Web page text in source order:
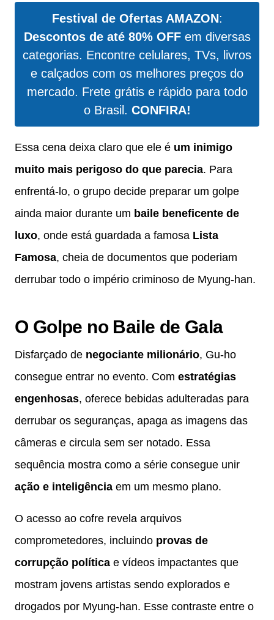
Festival de Ofertas AMAZON:
Descontos de até 80% OFFem diversas
categorias. Encontre celulares, TVs, livros
e calçados com os melhores preços do
mercado. Frete grátis e rápido para todo
o Brasil. CONFIRA!
Essa cena deixa claro que ele é um inimigo
muito mais perigoso do que parecia. Para
enfrentá-lo, o grupo decide preparar um golpe
ainda maior durante um baile beneficente de
luxo, onde está guardada a famosa Lista
Famosa, cheia de documentos que poderiam
derrubar todo o império criminoso de Myung-han.
O Golpe no Baile de Gala
Disfarçado de negociante milionário, Gu-ho
consegue entrar no evento. Com estratégias
engenhosas, oferece bebidas adulteradas para
derrubar os seguranças, apaga as imagens das
câmeras e circula sem ser notado. Essa
sequência mostra como a série consegue unir
ação e inteligência em um mesmo plano.
O acesso ao cofre revela arquivos
comprometedores, incluindo provas de
corrupção política e vídeos impactantes que
mostram jovens artistas sendo explorados e
drogados por Myung-han. Esse contraste entre o